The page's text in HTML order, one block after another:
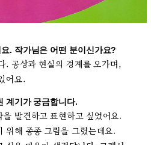
. 작가님은 어떤 분이신가요?
. 공상과 현실의 경계를 오가며,
어요.
계기가 궁금합니다.
발견하고 표현하고 싶었어요.
위해 종종 그림을 그렸는데요.